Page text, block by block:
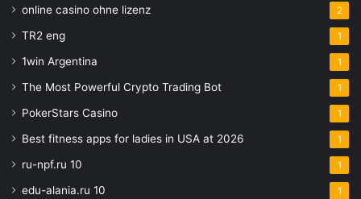
online casino ohne lizenz 2
TR2 eng 1
1win Argentina 1
The Most Powerful Crypto Trading Bot 1
PokerStars Casino 1
Best fitness apps for ladies in USA at 2026 1
ru-npf.ru 10 1
edu-alania.ru 10 1